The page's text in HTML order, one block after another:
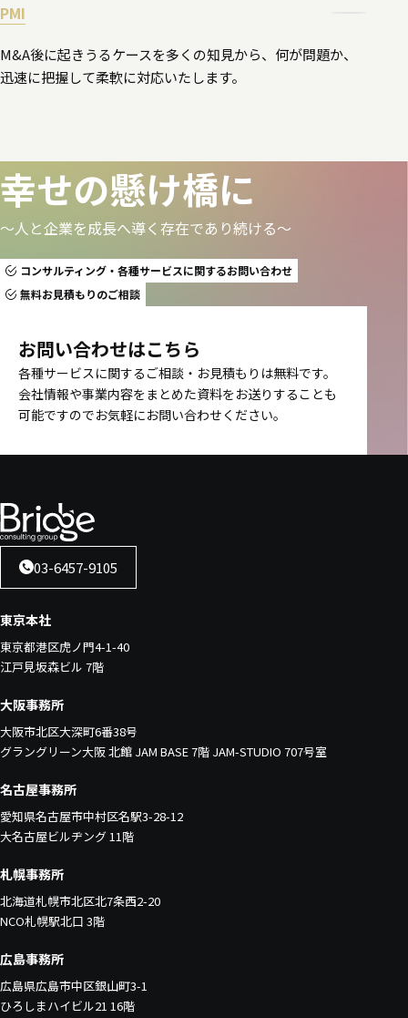
PMI
M&A後に起きうるケースを多くの知見から、何が問題か、
迅速に把握して柔軟に対応いたします。
幸せの懸け橋に
〜人と企業を成長へ導く存在であり続ける〜
コンサルティング・各種サービスに関するお問い合わせ
無料お見積もりのご相談
お問い合わせはこちら
各種サービスに関するご相談・お見積もりは無料です。
会社情報や事業内容をまとめた資料をお送りすることも
可能ですのでお気軽にお問い合わせください。
03-6457-9105
東京本社
東京都港区虎ノ門4-1-40
江戸見坂森ビル 7階
大阪事務所
大阪市北区大深町6番38号
グラングリーン大阪 北館 JAM BASE 7階 JAM-STUDIO 707号室
名古屋事務所
愛知県名古屋市中村区名駅3-28-12
大名古屋ビルヂング 11階
札幌事務所
北海道札幌市北区北7条西2-20
NCO札幌駅北口 3階
広島事務所
広島県広島市中区銀山町3-1
ひろしまハイビル21 16階